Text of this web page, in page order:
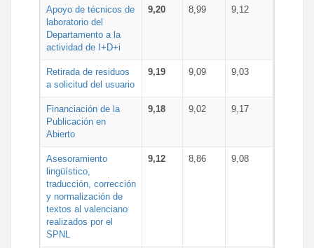
Apoyo de técnicos de
laboratorio del
Departamento a la
actividad de I+D+i
9,20 8,99 9,12
Retirada de residuos
a solicitud del usuario
9,19 9,09 9,03
Financiación de la
Publicación en
Abierto
9,18 9,02 9,17
Asesoramiento
lingüístico,
traducción, corrección
y normalización de
textos al valenciano
realizados por el
SPNL
9,12 8,86 9,08